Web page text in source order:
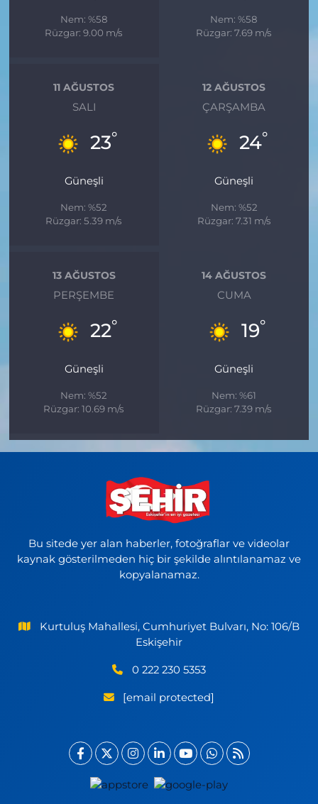
Nem: %58
Rüzgar: 9.00 m/s
Nem: %58
Rüzgar: 7.69 m/s
11 AĞUSTOS
SALI
23°
Güneşli
Nem: %52
Rüzgar: 5.39 m/s
12 AĞUSTOS
ÇARŞAMBA
24°
Güneşli
Nem: %52
Rüzgar: 7.31 m/s
13 AĞUSTOS
PERŞEMBE
22°
Güneşli
Nem: %52
Rüzgar: 10.69 m/s
14 AĞUSTOS
CUMA
19°
Güneşli
Nem: %61
Rüzgar: 7.39 m/s
Bu sitede yer alan haberler, fotoğraflar ve videolar
kaynak gösterilmeden hiç bir şekilde alıntılanamaz ve
kopyalanamaz.
Kurtuluş Mahallesi, Cumhuriyet Bulvarı, No: 106/B
Eskişehir
0 222 230 5353
[email protected]